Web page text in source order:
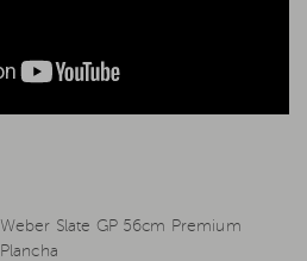
Weber Slate GP 56cm Premium
Plancha